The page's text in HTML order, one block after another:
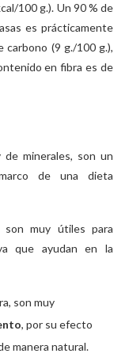
100 g.). Un 90 % de
es prácticamente
carbono (9 g./100 g.),
en fibra es de
minerales, son un
de una dieta
muy útiles para
que ayudan en la
son muy
, por su efecto
manera natural.